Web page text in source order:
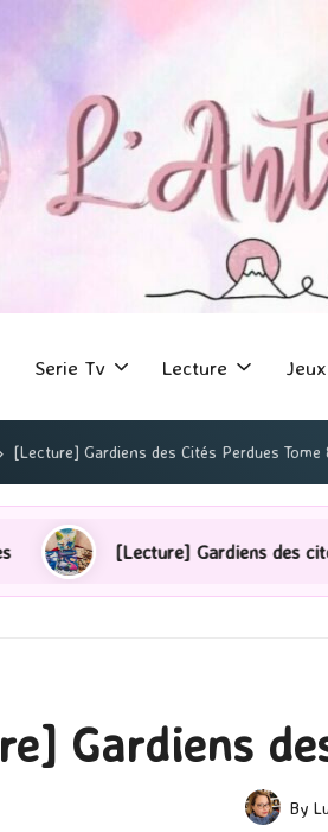
Serie Tv Lecture Jeux
[Lecture] Gardiens des Cités Perdues
des cités perdues : Le roman
Gardiens
Posted
By